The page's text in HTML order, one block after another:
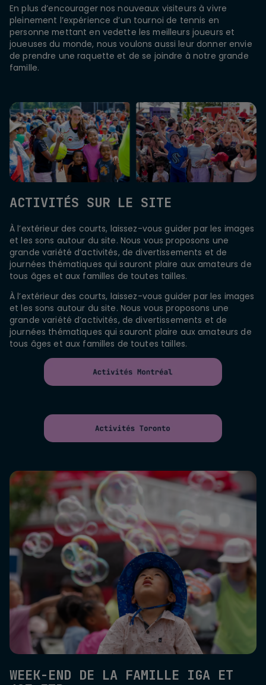
En plus d’encourager nos nouveaux visiteurs à vivre
pleinement l’expérience d’un tournoi de tennis en
personne mettant en vedette les meilleurs joueurs et
joueuses du monde, nous voulons aussi leur donner envie
de prendre une raquette et de se joindre à notre grande
famille.
ACTIVITÉS SUR LE SITE
À l’extérieur des courts, laissez-vous guider par les images
et les sons autour du site. Nous vous proposons une
grande variété d’activités, de divertissements et de
journées thématiques qui sauront plaire aux amateurs de
tous âges et aux familles de toutes tailles.
À l’extérieur des courts, laissez-vous guider par les images
et les sons autour du site. Nous vous proposons une
grande variété d’activités, de divertissements et de
journées thématiques qui sauront plaire aux amateurs de
tous âges et aux familles de toutes tailles.
WEEK-END DE LA FAMILLE IGA ET